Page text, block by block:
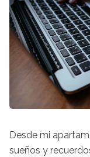
Desde mi
sueños y